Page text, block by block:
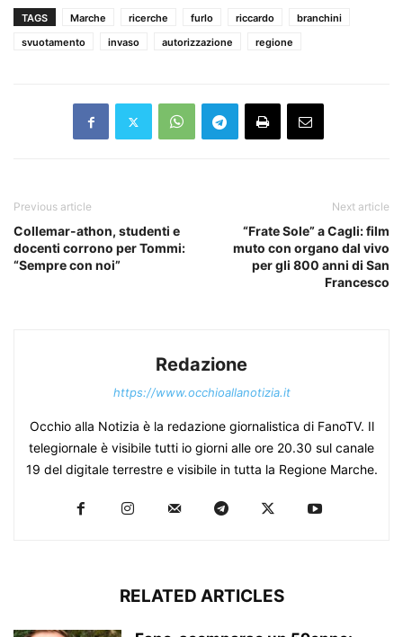
TAGS Marche ricerche furlo riccardo
branchini
svuotamento
invaso autorizzazione regione
Previous article
Collemar-athon, studenti e
docenti corrono per Tommi:
“Sempre con noi”
Next article
“Frate Sole” a Cagli: film
muto con organo dal vivo
per gli 800 anni di San
Francesco
Redazione
https://www.occhioallanotizia.it
Occhio alla Notizia è la redazione giornalistica di FanoTV. Il
telegiornale è visibile tutti io giorni alle ore 20.30 sul canale
19 del digitale terrestre e visibile in tutta la Regione Marche.
RELATED ARTICLES